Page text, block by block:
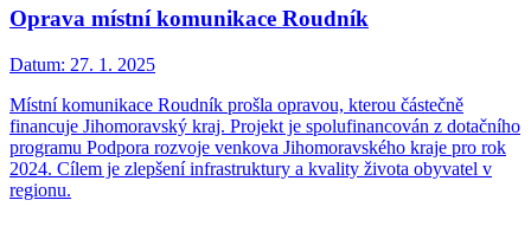
Oprava místní komunikace Roudník
Datum: 27. 1. 2025
Místní komunikace Roudník prošla opravou, kterou částečně
financuje Jihomoravský kraj. Projekt je spolufinancován z dotačního
programu Podpora rozvoje venkova Jihomoravského kraje pro rok
2024. Cílem je zlepšení infrastruktury a kvality života obyvatel v
regionu.